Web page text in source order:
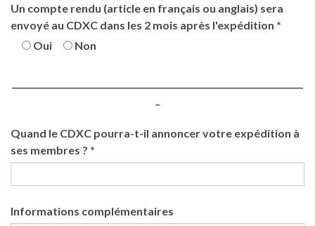
Un compte rendu (article en français ou anglais) sera
envoyé au CDXC dans les 2 mois après l'expédition *
Oui
Non
Quand le CDXC pourra-t-il annoncer votre expédition à
ses membres ? *
Informations complémentaires